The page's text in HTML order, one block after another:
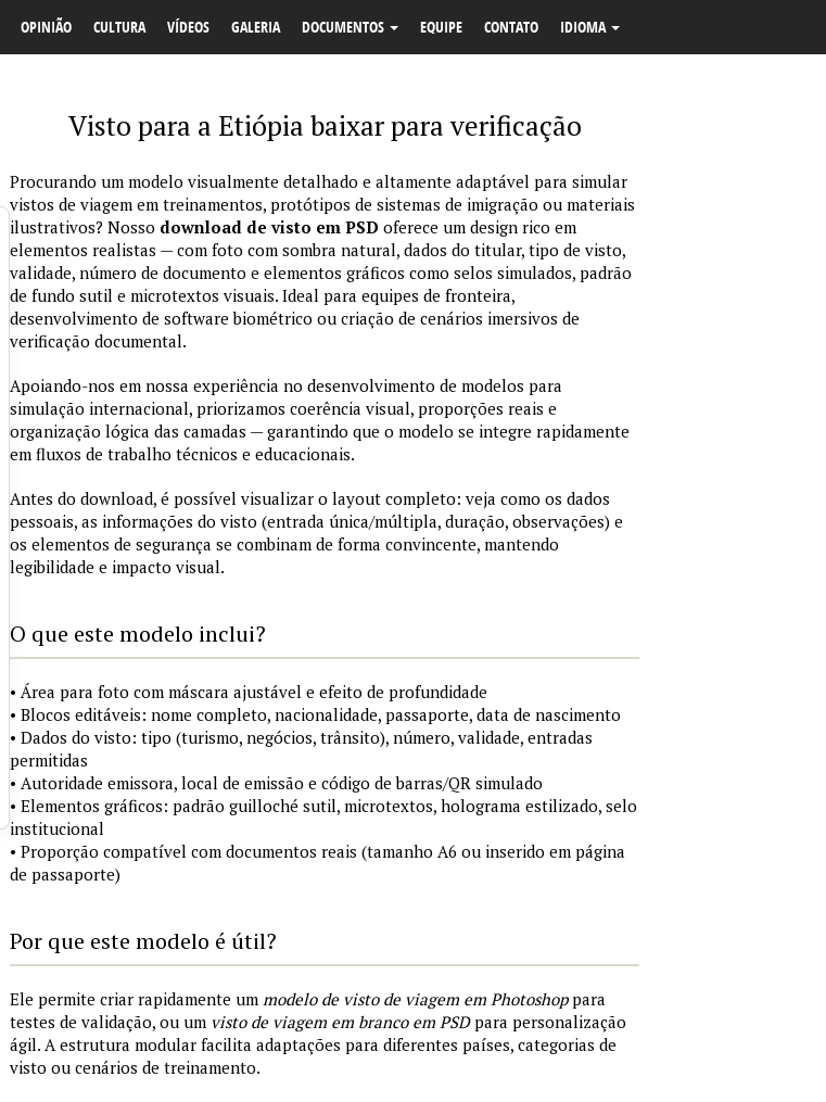
OPINIÃO CULTURA VÍDEOS GALERIA DOCUMENTOS EQUIPE CONTATO IDIOMA
Visto para a Etiópia baixar para verificação
Procurando um modelo visualmente detalhado e altamente adaptável para simular
vistos de viagem em treinamentos, protótipos de sistemas de imigração ou materiais
ilustrativos? Nosso download de visto em PSD oferece um design rico em
elementos realistas — com foto com sombra natural, dados do titular, tipo de visto,
validade, número de documento e elementos gráficos como selos simulados, padrão
de fundo sutil e microtextos visuais. Ideal para equipes de fronteira,
desenvolvimento de software biométrico ou criação de cenários imersivos de
verificação documental.
Apoiando-nos em nossa experiência no desenvolvimento de modelos para
simulação internacional, priorizamos coerência visual, proporções reais e
organização lógica das camadas — garantindo que o modelo se integre rapidamente
em fluxos de trabalho técnicos e educacionais.
Antes do download, é possível visualizar o layout completo: veja como os dados
pessoais, as informações do visto (entrada única/múltipla, duração, observações) e
os elementos de segurança se combinam de forma convincente, mantendo
legibilidade e impacto visual.
O que este modelo inclui?
• Área para foto com máscara ajustável e efeito de profundidade
• Blocos editáveis: nome completo, nacionalidade, passaporte, data de nascimento
• Dados do visto: tipo (turismo, negócios, trânsito), número, validade, entradas
permitidas
• Autoridade emissora, local de emissão e código de barras/QR simulado
• Elementos gráficos: padrão guilloché sutil, microtextos, holograma estilizado, selo
institucional
• Proporção compatível com documentos reais (tamanho A6 ou inserido em página
de passaporte)
Por que este modelo é útil?
Ele permite criar rapidamente um modelo de visto de viagem em Photoshoppara
testes de validação, ou um visto de viagem em branco em PSDpara personalização
ágil. A estrutura modular facilita adaptações para diferentes países, categorias de
visto ou cenários de treinamento.